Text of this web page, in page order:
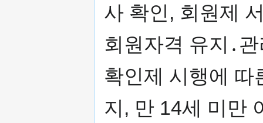
사 확인, 회원제
회원자격 유지․
확인제 시행에 따
지, 만 14세 미만